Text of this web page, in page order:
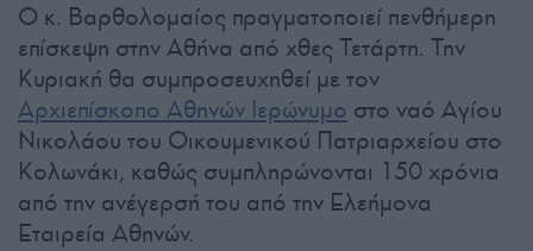
Ο κ. Βαρθολομαίος πραγματοποιεί πενθήμερη
επίσκεψη στην Αθήνα από χθες Τετάρτη. Την
Κυριακή θα συμπροσευχηθεί με τον
Αρχιεπίσκοπο Αθηνών Ιερώνυμο στο ναό Αγίου
Νικολάου του Οικουμενικού Πατριαρχείου στο
Κολωνάκι, καθώς συμπληρώνονται 150 χρόνια
από την ανέγερσή του από την Ελεήμονα
Εταιρεία Αθηνών.